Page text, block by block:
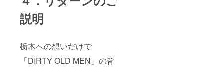
説明
栃木への想いだけで
「DIRTY OLD MEN」の皆